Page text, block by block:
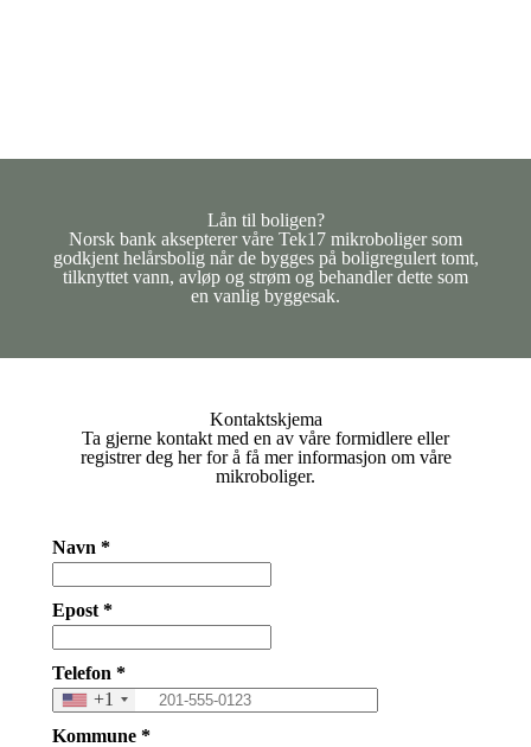
Lån til boligen?
Norsk bank aksepterer våre Tek17 mikroboliger som
godkjent helårsbolig når de bygges på boligregulert tomt,
tilknyttet vann, avløp og strøm og behandler dette som
en vanlig byggesak.
Kontaktskjema
Ta gjerne kontakt med en av våre formidlere eller
registrer deg her for å få mer informasjon om våre
mikroboliger.
Navn *
Epost *
Telefon *
+1
Kommune *